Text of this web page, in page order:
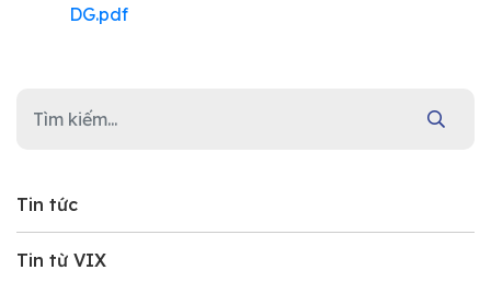
Tin tức
Tin từ VIX
DG.pdf